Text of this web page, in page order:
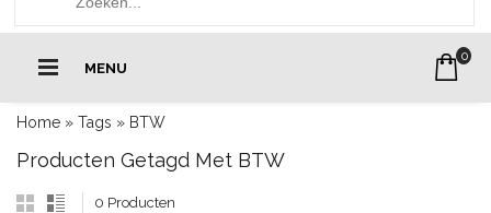
MENU
0
Home » Tags » BTW
Producten Getagd Met BTW
0 Producten